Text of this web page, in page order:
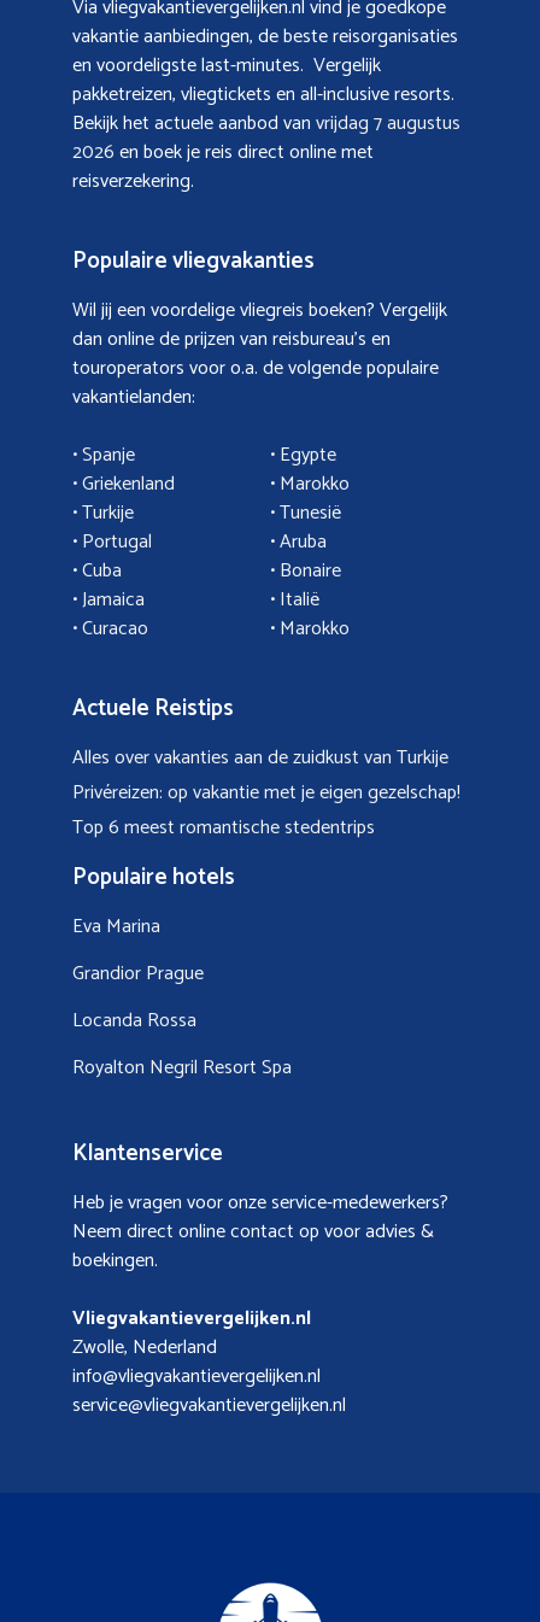
Via vliegvakantievergelijken.nl vind je goedkope
vakantie aanbiedingen, de beste reisorganisaties
en voordeligste last-minutes. Vergelijk
pakketreizen, vliegtickets en all-inclusive resorts.
Bekijk het actuele aanbod vanvrijdag 7 augustus
2026en boek je reis direct online met
reisverzekering.
Populaire vliegvakanties
Wil jij een voordelige vliegreis boeken? Vergelijk
dan online de prijzen van reisbureau’s en
touroperators voor o.a. de volgende populaire
vakantielanden:
• Spanje
• Griekenland
• Turkije
•Portugal
•Cuba
•Jamaica
• Curacao
• Egypte
•Marokko
• Tunesië
•Aruba
• Bonaire
•Italië
•Marokko
Actuele Reistips
Alles over vakanties aan de zuidkust van Turkije
Privéreizen: op vakantie met je eigen gezelschap!
Top 6 meest romantische stedentrips
Populaire hotels
Eva Marina
Grandior Prague
Locanda Rossa
Royalton Negril Resort Spa
Klantenservice
Heb je vragen voor onze service-medewerkers?
Neem direct online contact op voor advies &
boekingen.
Vliegvakantievergelijken.nl
Zwolle, Nederland
info@vliegvakantievergelijken.nl
service@vliegvakantievergelijken.nl